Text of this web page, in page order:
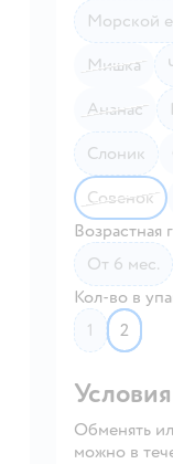
Морской
Мишка
Ананас
Слоник
Совенок
Возрастная
от 6 мес.
Кол-во в
1
2
Обменять
можно в